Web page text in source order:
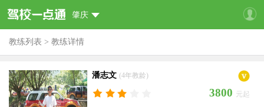
肇庆
教练列表 > 教练详情
潘志文 (4年教龄)
3800 元起